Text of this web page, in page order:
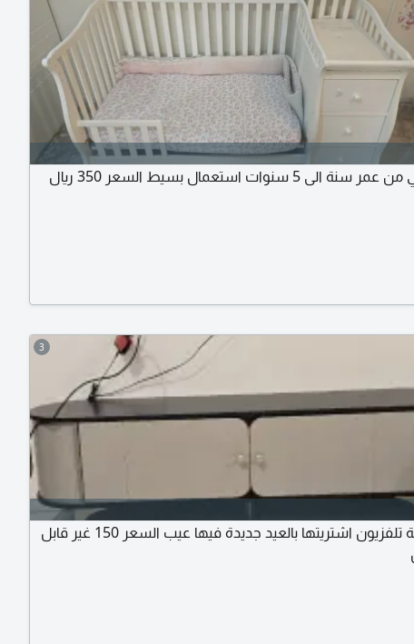
الى 5 سنوات استعمال بسيط السعر 350 ريال
3
طاولة تلفزيون اشتريتها بالعيد جديدة فيها عيب السعر 150 غير قابل